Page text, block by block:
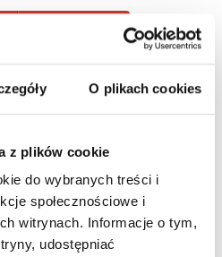
O plikach cookies
z plików cookie
do wybranych treści i
społecznościowe i
witrynach. Informacje o tym,
udostępniać
POWRÓT
oferty